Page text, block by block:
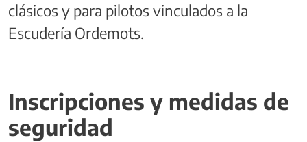
clásicos y para pilotos vinculados a la
Escudería Ordemots.
Inscripciones y medidas de
seguridad